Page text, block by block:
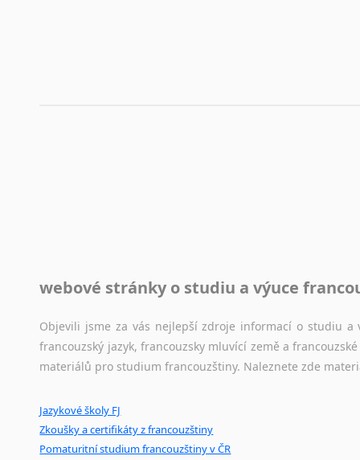
Jazykové korpusy
korpusů, jež umožňují třeba vyhledávání slov a slovních
původního zdroje textu.
Mix pomůcek, jež
poradny a pravidla pravopisu nebo
webové stránky o studiu a výuce
Objevili jsme za vás nejlepší zdroje informací o studiu a
francouzský jazyk, francouzsky mluvící země a
materiálů pro studium francouzštiny. Naleznete zde
Jazykové školy FJ
Zkoušky a certifikáty z francouzštiny
Pomaturitní studium francouzštiny v ČR